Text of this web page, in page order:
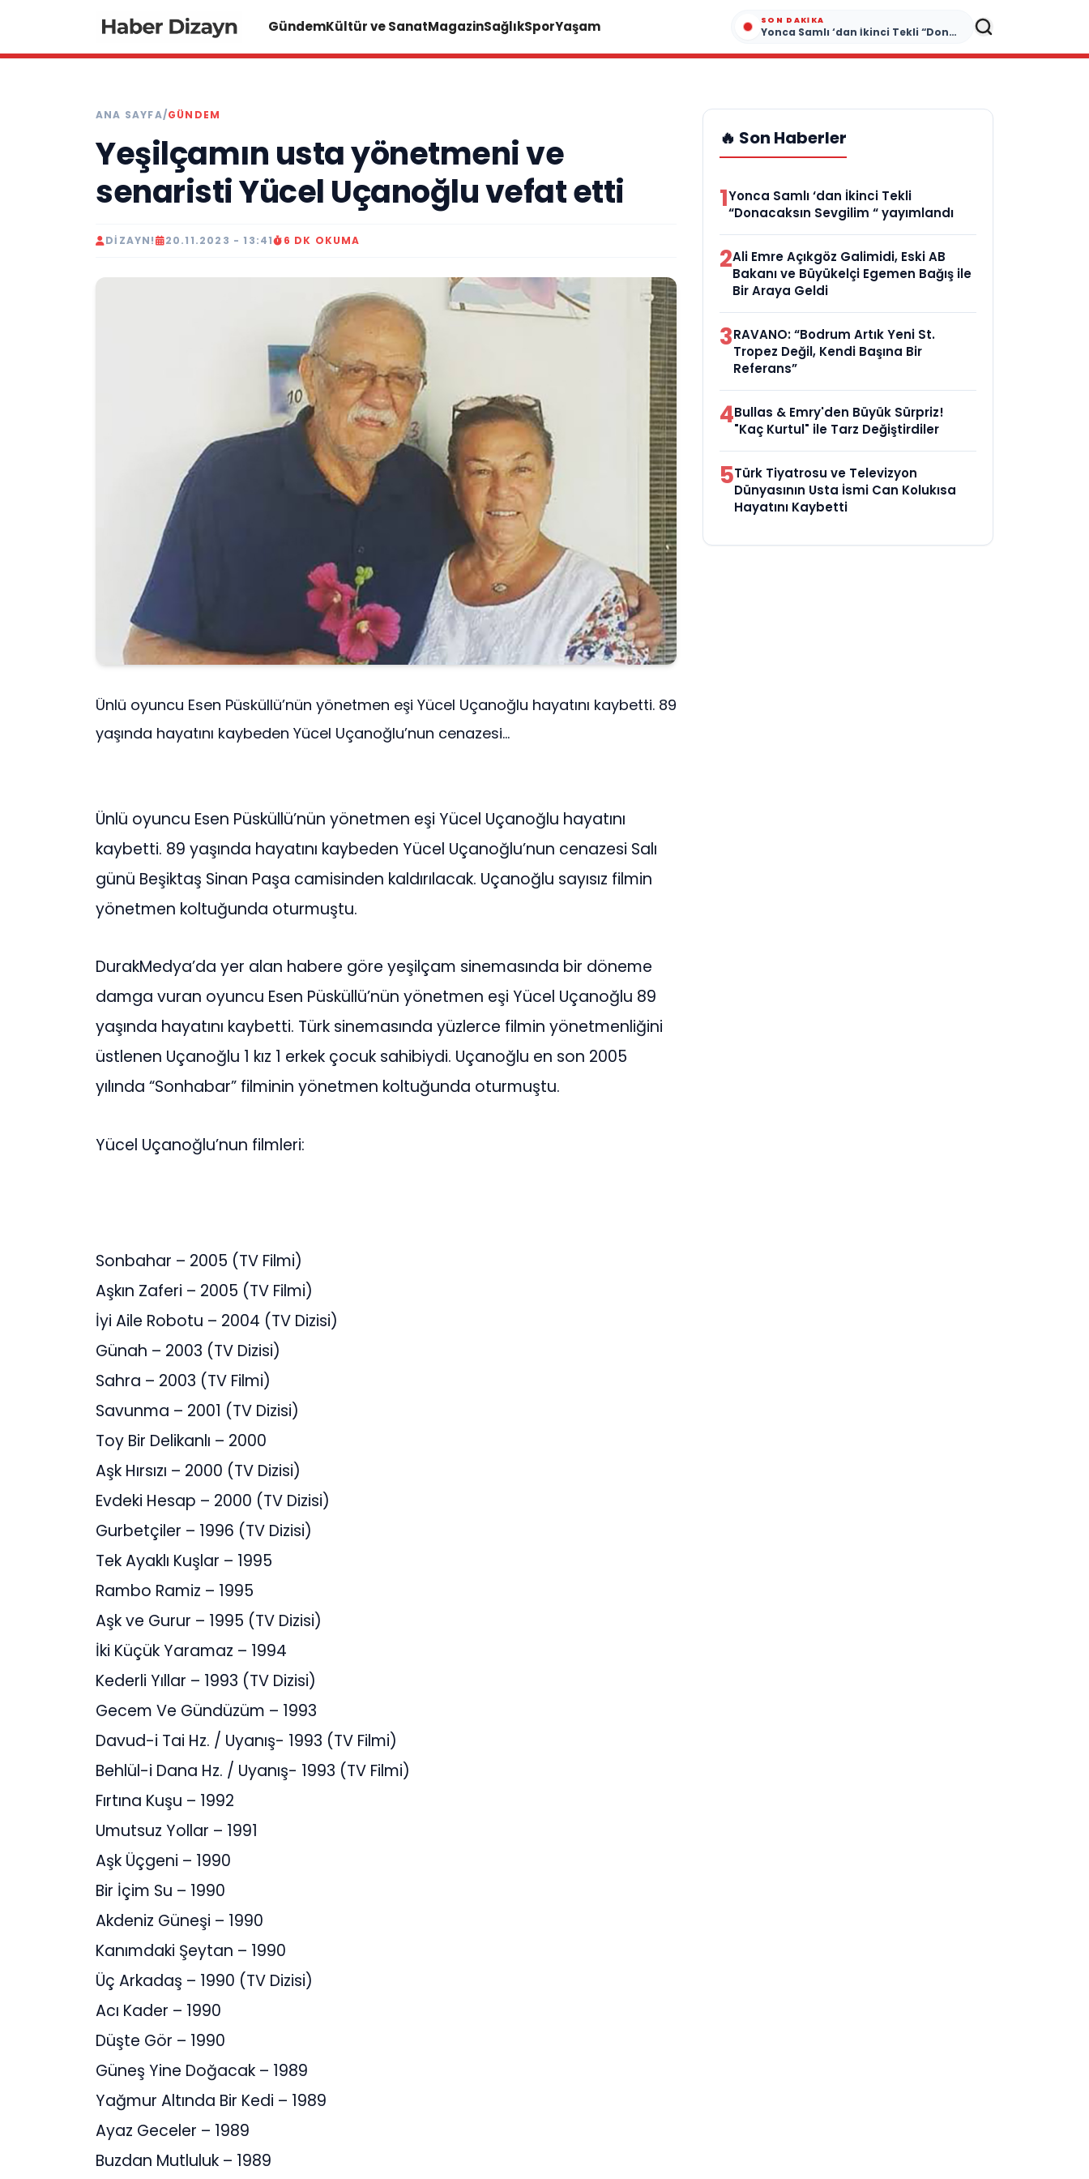
GündemKültür ve SanatMagazinSağlıkSporYaşam SON DAKIKA
Yonca Samlı ‘dan İkinci Tekli “Donacaksın Sevgilim “ yayımlandı
ANA SAYFA/GÜNDEM
Yeşilçamın usta yönetmeni ve
senaristi Yücel Uçanoğlu vefat etti
DIZAYN! 20.11.2023 - 13:41 6 DK OKUMA
Ünlü oyuncu Esen Püsküllü’nün yönetmen eşi Yücel Uçanoğlu hayatını kaybetti. 89
yaşında hayatını kaybeden Yücel Uçanoğlu’nun cenazesi...
Ünlü oyuncu Esen Püsküllü’nün yönetmen eşi Yücel Uçanoğlu hayatını
kaybetti. 89 yaşında hayatını kaybeden Yücel Uçanoğlu’nun cenazesi Salı
günü Beşiktaş Sinan Paşa camisinden kaldırılacak. Uçanoğlu sayısız filmin
yönetmen koltuğunda oturmuştu.
DurakMedya’da yer alan habere göre yeşilçam sinemasında bir döneme
damga vuran oyuncu Esen Püsküllü’nün yönetmen eşi Yücel Uçanoğlu 89
yaşında hayatını kaybetti. Türk sinemasında yüzlerce filmin yönetmenliğini
üstlenen Uçanoğlu 1 kız 1 erkek çocuk sahibiydi. Uçanoğlu en son 2005
yılında “Sonhabar” filminin yönetmen koltuğunda oturmuştu.
Yücel Uçanoğlu’nun filmleri:
Sonbahar – 2005 (TV Filmi)
Aşkın Zaferi – 2005 (TV Filmi)
İyi Aile Robotu – 2004 (TV Dizisi)
Günah – 2003 (TV Dizisi)
Sahra – 2003 (TV Filmi)
Savunma – 2001 (TV Dizisi)
Toy Bir Delikanlı – 2000
Aşk Hırsızı – 2000 (TV Dizisi)
Evdeki Hesap – 2000 (TV Dizisi)
Gurbetçiler – 1996 (TV Dizisi)
Tek Ayaklı Kuşlar – 1995
Rambo Ramiz – 1995
Aşk ve Gurur – 1995 (TV Dizisi)
İki Küçük Yaramaz – 1994
Kederli Yıllar – 1993 (TV Dizisi)
Gecem Ve Gündüzüm – 1993
Davud-i Tai Hz. / Uyanış- 1993 (TV Filmi)
Behlül-i Dana Hz. / Uyanış- 1993 (TV Filmi)
Fırtına Kuşu – 1992
Umutsuz Yollar – 1991
Aşk Üçgeni – 1990
Bir İçim Su – 1990
Akdeniz Güneşi – 1990
Kanımdaki Şeytan – 1990
Üç Arkadaş – 1990 (TV Dizisi)
Acı Kader – 1990
Düşte Gör – 1990
Güneş Yine Doğacak – 1989
Yağmur Altında Bir Kedi – 1989
Ayaz Geceler – 1989
Buzdan Mutluluk – 1989
🔥 Son Haberler
1Yonca Samlı ‘dan İkinci Tekli
“Donacaksın Sevgilim “ yayımlandı
2Ali Emre Açıkgöz Galimidi, Eski AB
Bakanı ve Büyükelçi Egemen Bağış ile
Bir Araya Geldi
3RAVANO: “Bodrum Artık Yeni St.
Tropez Değil, Kendi Başına Bir
Referans”
4Bullas & Emry'den Büyük Sürpriz!
"Kaç Kurtul" ile Tarz Değiştirdiler
5Türk Tiyatrosu ve Televizyon
Dünyasının Usta İsmi Can Kolukısa
Hayatını Kaybetti